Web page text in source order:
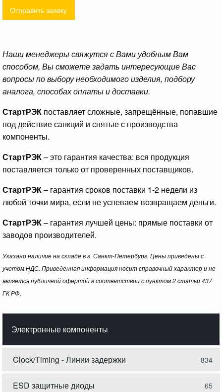
Отправить заявку
Наши менеджеры свяжутся с Вами удобным Вам
способом, Вы сможете задать интересующие Вас
вопросы по выбору необходимого изделия, подбору
аналога, способах оплаты и доставки.
СтартРЭК поставляет сложные, запрещённые, попавшие
под действие санкций и снятые с производства
компоненты.
СтартРЭК– это гарантия качества: вся продукция
поставляется только от проверенных поставщиков.
СтартРЭК– гарантия сроков поставки 1-2 недели из
любой точки мира, если не успеваем возвращаем деньги.
СтартРЭК– гарантия лучшей цены: прямые поставки от
заводов производителей.
Указано наличие на складе в г. Санкт-Петербург. Цены приведены с
учетом НДС. Приведенная информация носит справочный характер и не
является публичной офертой в соответствии с пунктом 2 статьи 437
ГК РФ.
Электронные компоненты
Clock/Timing - Линии задержки 834
ESD защитные диоды 65